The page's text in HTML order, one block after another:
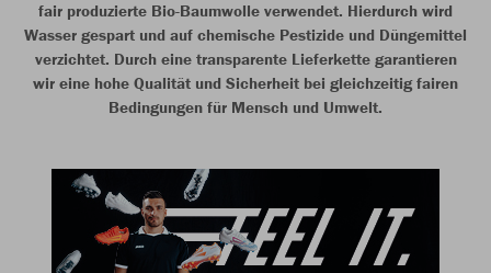
fair produzierte Bio-Baumwolle verwendet. Hierdurch wird
Wasser gespart und auf chemische Pestizide und Düngemittel
verzichtet. Durch eine transparente Lieferkette garantieren
wir eine hohe Qualität und Sicherheit bei gleichzeitig fairen
Bedingungen für Mensch und Umwelt.